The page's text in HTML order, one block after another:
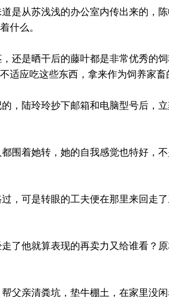
是从苏浅浅的办公室内传出来的，
什么。
还是晒干后的藤叶都是非常优秀的
适应吃这些东西，拿来作为饲养家畜
，陆玲玲抄下邮箱和电脑型号后，
围着她转，她的自我感觉也特好，
，可是转眼的工夫便在那里来回走
了他就算表现的再卖力又给谁看？
父亲清粪坑，垫牛棚土，在家里没闲